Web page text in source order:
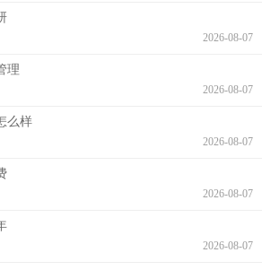
2026-08-07
理
2026-08-07
么样
2026-08-07
2026-08-07
2026-08-07